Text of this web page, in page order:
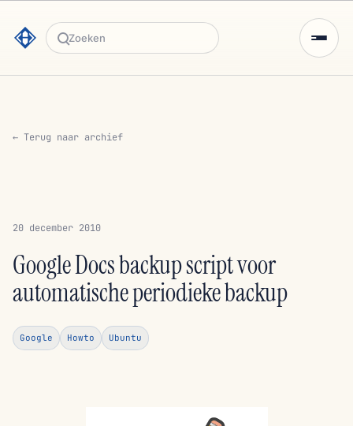
Zoeken
← Terug naar archief
20 december 2010
Google Docs backup script voor
automatische periodieke backup
Google Howto Ubuntu